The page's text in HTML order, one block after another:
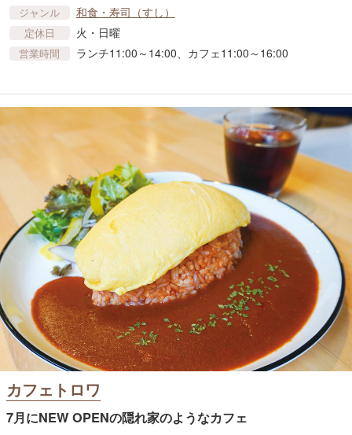
ジャンル 和食・寿司（すし）
定休日 火・日曜
営業時間 ランチ11:00～14:00、カフェ11:00～16:00
カフェトロワ
7月にNEW OPENの隠れ家のようなカフェ